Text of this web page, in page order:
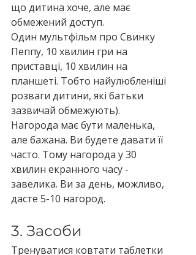
що дитина хоче, але має
обмежений доступ.
Один мультфільм про Свинку
Пеппу, 10 хвилин гри на
приставці, 10 хвилин на
планшеті. Тобто найулюбленіші
розваги дитини, які батьки
зазвичай обмежують).
Нагорода має бути маленька,
але бажана. Ви будете давати її
часто. Тому нагорода у 30
хвилин екранного часу -
завелика. Ви за день, можливо,
дасте 5-10 нагород.
3. Засоби
Тренуватися ковтати таблетки